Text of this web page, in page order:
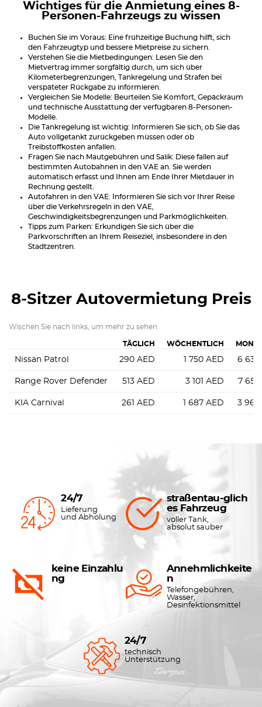
Wichtiges für die Anmietung eines 8-
Personen-Fahrzeugs zu wissen
Buchen Sie im Voraus: Eine frühzeitige Buchung hilft, sich
den Fahrzeugtyp und bessere Mietpreise zu sichern.
Verstehen Sie die Mietbedingungen: Lesen Sie den
Mietvertrag immer sorgfältig durch, um sich über
Kilometerbegrenzungen, Tankregelung und Strafen bei
verspäteter Rückgabe zu informieren.
Vergleichen Sie Modelle: Beurteilen Sie Komfort, Gepäckraum
und technische Ausstattung der verfügbaren 8-Personen-
Modelle.
Die Tankregelung ist wichtig: Informieren Sie sich, ob Sie das
Auto vollgetankt zurückgeben müssen oder ob
Treibstoffkosten anfallen.
Fragen Sie nach Mautgebühren und Salik: Diese fallen auf
bestimmten Autobahnen in den VAE an. Sie werden
automatisch erfasst und Ihnen am Ende Ihrer Mietdauer in
Rechnung gestellt.
Autofahren in den VAE: Informieren Sie sich vor Ihrer Reise
über die Verkehrsregeln in den VAE,
Geschwindigkeitsbegrenzungen und Parkmöglichkeiten.
Tipps zum Parken: Erkundigen Sie sich über die
Parkvorschriften an Ihrem Reiseziel, insbesondere in den
Stadtzentren.
8-Sitzer Autovermietung Preis
Wischen Sie nach links, um mehr zu sehen
TÄGLICH WÖCHENTLICH
Nissan Patrol 290 AED 1 750 AED 6 630
Range Rover Defender 513 AED 3 101 AED 7 650
KIA Carnival 261 AED 1 687 AED 3 960
24/7
Lieferung
und Abholung
straßentau-glich
es Fahrzeug
voller Tank,
absolut sauber
keine Einzahlu
ng
Annehmlichkeite
n
Telefongebühren,
Wasser,
Desinfektionsmittel
24/7
technisch
Unterstützung